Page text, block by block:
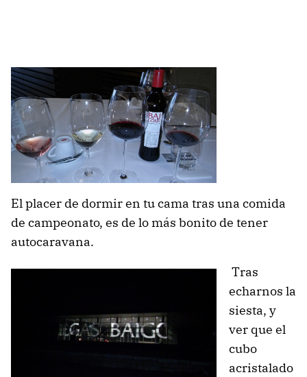
El placer de dormir en tu cama tras una comida
de campeonato, es de lo más bonito de tener
autocaravana.
Tras
echarnos la
siesta, y
ver que el
cubo
acristalado